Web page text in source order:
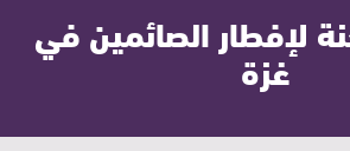
لإفطار الصائمين في
غزة